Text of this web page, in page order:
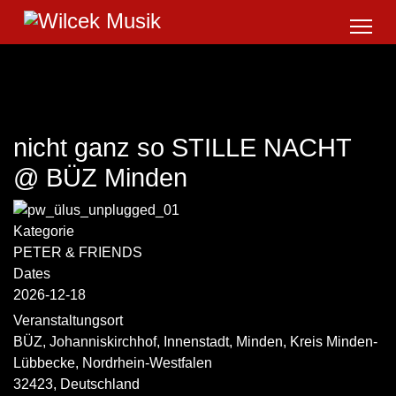
nicht ganz so STILLE NACHT
@ BÜZ Minden
Kategorie
PETER & FRIENDS
Dates
2026-12-18
Veranstaltungsort
BÜZ, Johanniskirchhof, Innenstadt, Minden, Kreis Minden-
Lübbecke, Nordrhein-Westfalen
32423, Deutschland